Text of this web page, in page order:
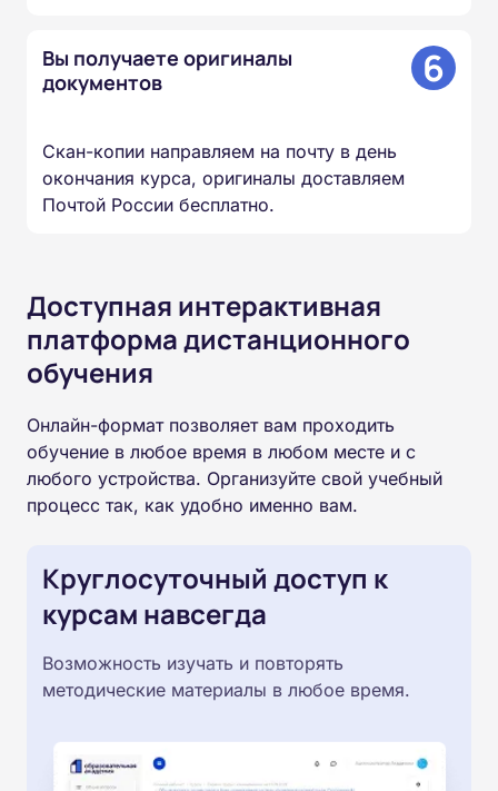
Вы получаете оригиналы
документов
6
Скан-копии направляем на почту в день
окончания курса, оригиналы доставляем
Почтой России бесплатно.
Доступная интерактивная
платформа дистанционного
обучения
Онлайн-формат позволяет вам проходить
обучение в любое время в любом месте и с
любого устройства. Организуйте свой учебный
процесс так, как удобно именно вам.
Круглосуточный доступ к
курсам навсегда
Возможность изучать и повторять
методические материалы в любое время.